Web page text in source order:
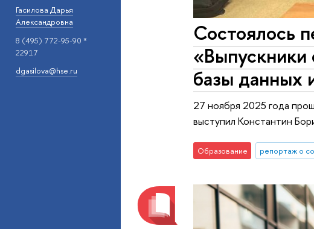
Гасилова Дарья
Александровна
8 (495) 772-95-90 *
22917
dgasilova@hse.ru
Состоялось
«Выпускники
базы данных
27 ноября 2025 года
выступил Константин
Образование репортаж о